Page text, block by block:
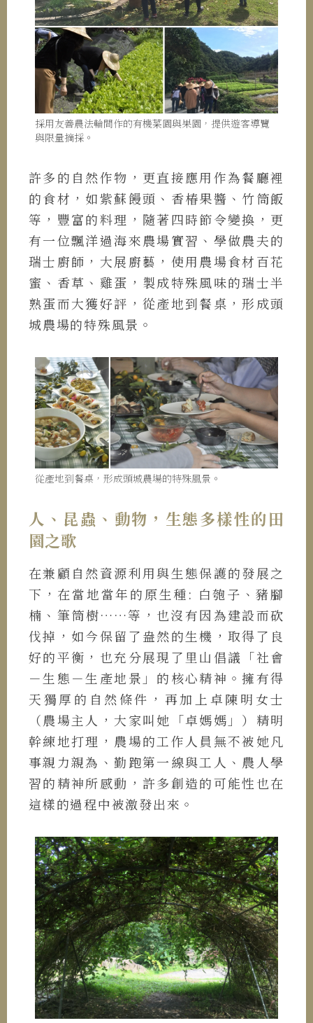
採用友善農法輪間作的有機菜園與果園，提供遊客導覽
與限量摘採。
許多的自然作物，更直接應用作為餐廳裡
的食材，如紫蘇饅頭、香椿果醬、竹筒飯
等，豐富的料理，隨著四時節令變換，更
有一位飄洋過海來農場實習、學做農夫的
瑞士廚師，大展廚藝，使用農場食材百花
蜜、香草、雞蛋，製成特殊風味的瑞士半
熟蛋而大獲好評，從產地到餐桌，形成頭
城農場的特殊風景。
從產地到餐桌，形成頭城農場的特殊風景。
人、昆蟲、動物，生態多樣性的田
園之歌
在兼顧自然資源利用與生態保護的發展之
下，在當地當年的原生種: 白匏子、豬腳
楠、筆筒樹……等，也沒有因為建設而砍
伐掉，如今保留了盎然的生機，取得了良
好的平衡，也充分展現了里山倡議「社會
－生態－生產地景」的核心精神。擁有得
天獨厚的自然條件，再加上卓陳明女士
（農場主人，大家叫她「卓媽媽」）精明
幹練地打理，農場的工作人員無不被她凡
事親力親為、勤跑第一線與工人、農人學
習的精神所感動，許多創造的可能性也在
這樣的過程中被激發出來。